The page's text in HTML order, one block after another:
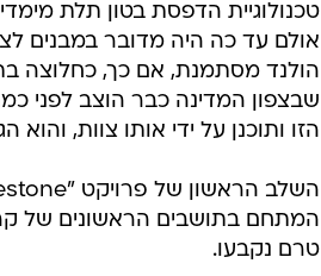
טכנולוגיית הדפסת בטון תלת
אולם עד כה היה מדובר במבנים
הולנד מסתמנת, אם כך, כחלוצה
שבצפון המדינה כבר הוצב לפני
הזו ותוכנן על ידי אותו צוות,
המתחם בתושבים הראשונים של
טרם נקבעו.